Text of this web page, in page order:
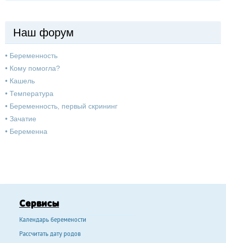
Наш форум
• Беременность
• Кому помогла?
• Кашель
• Температура
• Беременность, первый скрининг
• Зачатие
• Беременна
Сервисы
Календарь беремености
Рассчитать дату родов